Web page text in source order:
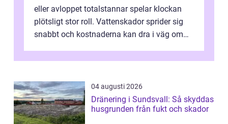
eller avloppet totalstannar spelar klockan
plötsligt stor roll. Vattenskador sprider sig
snabbt och kostnaderna kan dra i väg om
04 augusti 2026
Dränering i Sundsvall: Så skyddas
husgrunden från fukt och skador